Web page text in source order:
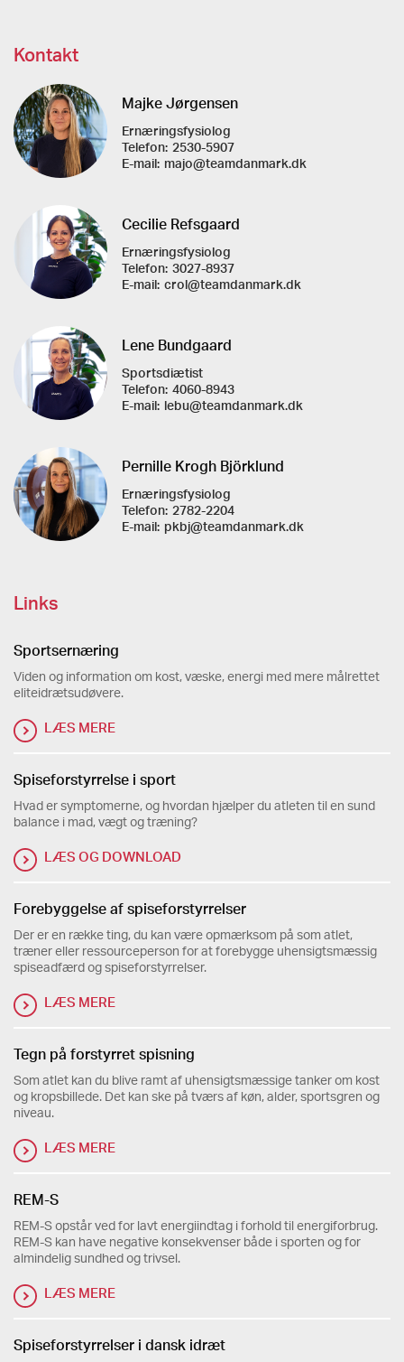
Kontakt
Majke Jørgensen
Ernæringsfysiolog
Telefon: 2530-5907
E-mail: majo@teamdanmark.dk
Cecilie Refsgaard
Ernæringsfysiolog
Telefon: 3027-8937
E-mail: crol@teamdanmark.dk
Lene Bundgaard
Sportsdiætist
Telefon: 4060-8943
E-mail: lebu@teamdanmark.dk
Pernille Krogh Björklund
Ernæringsfysiolog
Telefon: 2782-2204
E-mail: pkbj@teamdanmark.dk
Links
Sportsernæring
Viden og information om kost, væske, energi med mere målrettet
eliteidrætsudøvere.
LÆS MERE
Spiseforstyrrelse i sport
Hvad er symptomerne, og hvordan hjælper du atleten til en sund
balance i mad, vægt og træning?
LÆS OG DOWNLOAD
Forebyggelse af spiseforstyrrelser
Der er en række ting, du kan være opmærksom på som atlet,
træner eller ressourceperson for at forebygge uhensigtsmæssig
spiseadfærd og spiseforstyrrelser.
LÆS MERE
Tegn på forstyrret spisning
Som atlet kan du blive ramt af uhensigtsmæssige tanker om kost
og kropsbillede. Det kan ske på tværs af køn, alder, sportsgren og
niveau.
LÆS MERE
REM-S
REM-S opstår ved for lavt energiindtag i forhold til energiforbrug.
REM-S kan have negative konsekvenser både i sporten og for
almindelig sundhed og trivsel.
LÆS MERE
Spiseforstyrrelser i dansk idræt